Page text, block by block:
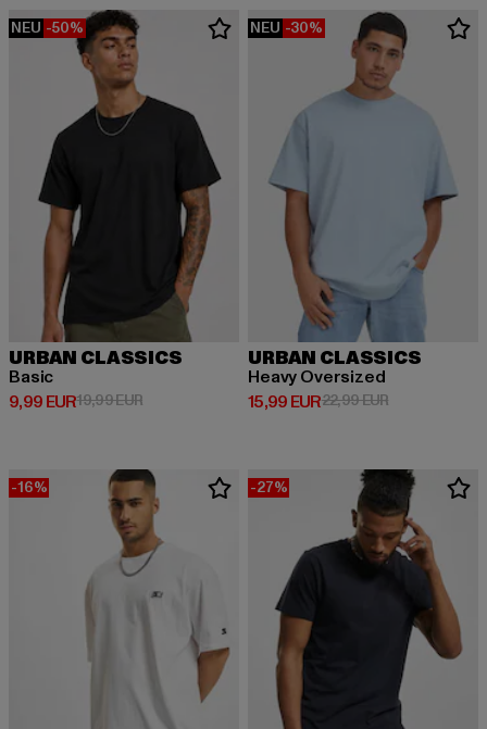
NEU -50%
URBAN CLASSICS
Basic
9,99 EUR
Derzeitiger Preis: 9,99 EUR
19,99 EURAktionspreis: 19,99 EUR
NEU -30%
URBAN CLASSICS
Heavy Oversized
15,99 EUR
Derzeitiger Preis: 15,99 EUR
22,99 EURAktionspreis:
-16% -27%